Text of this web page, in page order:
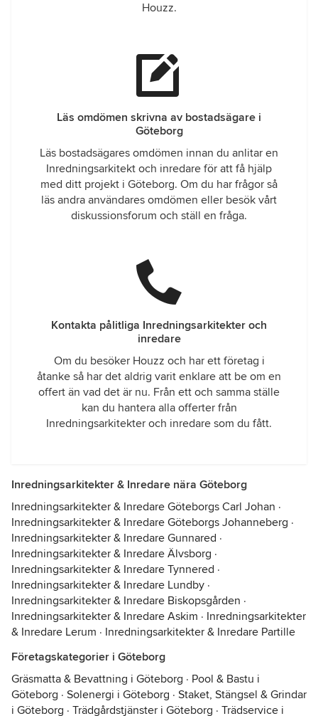
Houzz.
Läs omdömen skrivna av bostadsägare i
Göteborg
Läs bostadsägares omdömen innan du anlitar en
Inredningsarkitekt och inredare för att få hjälp
med ditt projekt i Göteborg. Om du har frågor så
läs andra användares omdömen eller besök vårt
diskussionsforum och ställ en fråga.
Kontakta pålitliga Inredningsarkitekter och
inredare
Om du besöker Houzz och har ett företag i
åtanke så har det aldrig varit enklare att be om en
offert än vad det är nu. Från ett och samma ställe
kan du hantera alla offerter från
Inredningsarkitekter och inredare som du fått.
Inredningsarkitekter & Inredare nära Göteborg
Inredningsarkitekter & Inredare Göteborgs Carl Johan ·
Inredningsarkitekter & Inredare Göteborgs Johanneberg ·
Inredningsarkitekter & Inredare Gunnared ·
Inredningsarkitekter & Inredare Älvsborg ·
Inredningsarkitekter & Inredare Tynnered ·
Inredningsarkitekter & Inredare Lundby ·
Inredningsarkitekter & Inredare Biskopsgården ·
Inredningsarkitekter & Inredare Askim · Inredningsarkitekter
& Inredare Lerum · Inredningsarkitekter & Inredare Partille
Företagskategorier i Göteborg
Gräsmatta & Bevattning i Göteborg · Pool & Bastu i
Göteborg · Solenergi i Göteborg · Staket, Stängsel & Grindar
i Göteborg · Trädgårdstjänster i Göteborg · Trädservice i